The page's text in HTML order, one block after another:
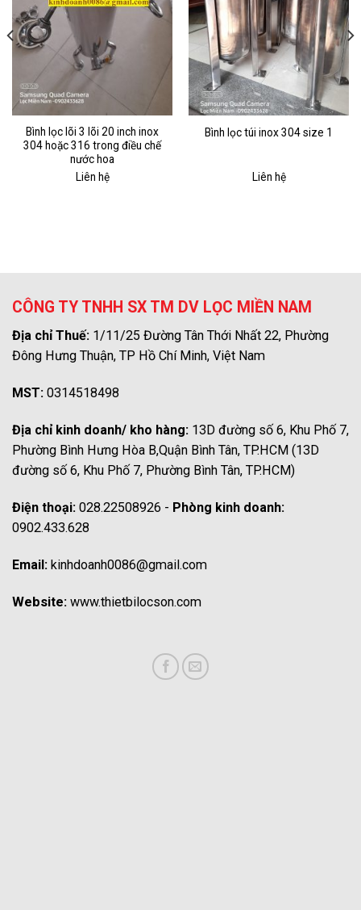
Bình lọc lõi 3 lõi 20 inch inox
304 hoặc 316 trong điều chế
nước hoa
Liên hệ
Bình lọc túi inox 304 size 1
Liên hệ
CÔNG TY TNHH SX TM DV LỌC MIỀN NAM
Địa chỉ Thuế: 1/11/25 Đường Tân Thới Nhất 22, Phường
Đông Hưng Thuận, TP Hồ Chí Minh, Việt Nam
MST: 0314518498
Địa chỉ kinh doanh/ kho hàng: 13D đường số 6, Khu Phố 7,
Phường Bình Hưng Hòa B,Quận Bình Tân, TP.HCM (13D
đường số 6, Khu Phố 7, Phường Bình Tân, TP.HCM)
Điện thoại: 028.22508926 - Phòng kinh doanh:
0902.433.628
Email: kinhdoanh0086@gmail.com
Website: www.thietbilocson.com